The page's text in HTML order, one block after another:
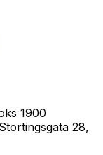
1900
28,